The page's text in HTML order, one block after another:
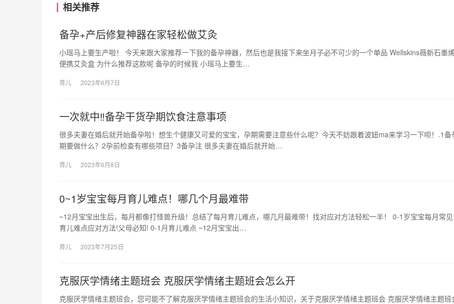
相关推荐
备孕+产后修复神器在家轻松做艾灸
小瑶马上要生产啦！ 今天来跟大家推荐一下我的备孕神器，然后也是我接下来坐月子必不可少的一个单品 Wellskins薇新石墨
便携艾灸盒 为什么推荐这款呢 备孕的时候我 小瑶马上要生…
育儿 2023年6月7日
一次就中‼备孕干货孕期饮食注意事项
很多夫妻在婚后就开始备孕啦！想生个健康又可爱的宝宝，孕期需要注意些什么呢？今天不妨跟着波妞ma来学习一下呗！.1备
期要做什么？2孕前检查有哪些项目？3备孕注 很多夫妻在婚后就开始…
育儿 2023年6月8日
0~1岁宝宝每月育儿难点！哪几个月最难带
~12月宝宝出生后，每月都像打怪兽升级！总结了每月育儿难点，哪几月最难带！找对应对方法轻松一半！ 0-1岁宝宝每月常见
育儿难点应对方法!父母必知! 0-1月育儿难点 ~12月宝宝出…
育儿 2023年7月25日
克服厌学情绪主题班会 克服厌学情绪主题班会怎么开
克服厌学情绪主题班会，您可能不了解克服厌学情绪主题班会的生活小知识，关于克服厌学情绪主题班会 克服厌学情绪主题班